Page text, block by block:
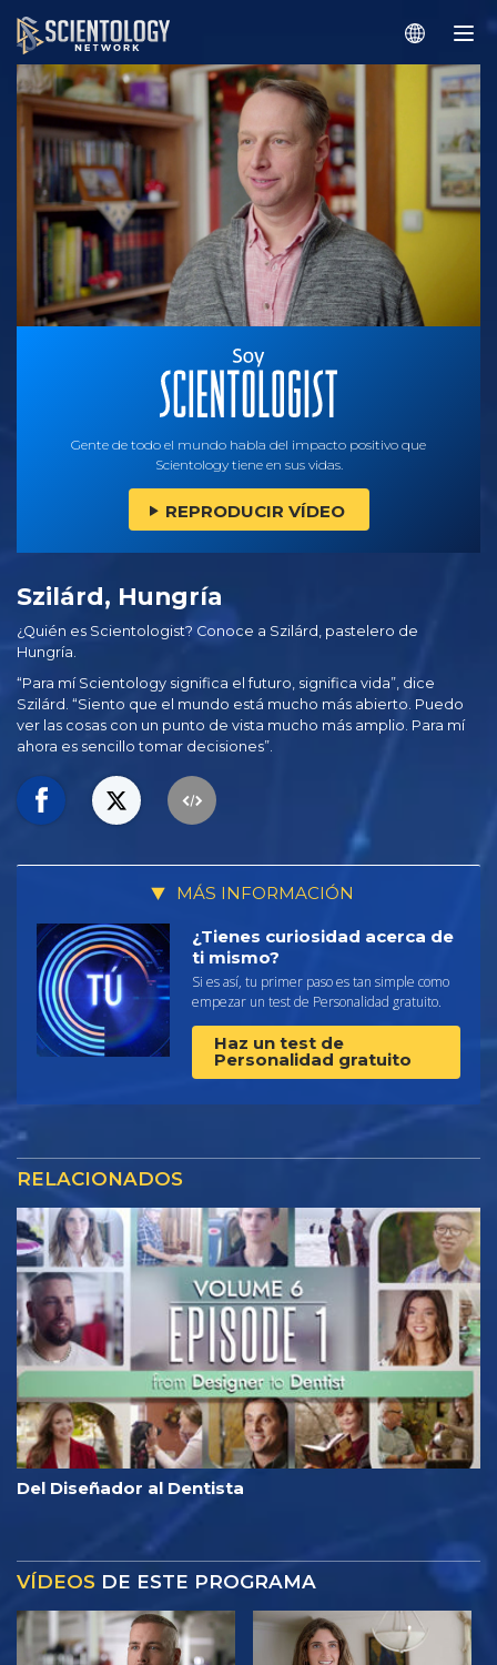
Gente de todo el mundo habla del impacto positivo que
Scientology tiene en sus vidas.
REPRODUCIR VÍDEO
Szilárd, Hungría
¿Quién es Scientologist? Conoce a Szilárd, pastelero de
Hungría.
“Para mí Scientology significa el futuro, significa vida”, dice
Szilárd. “Siento que el mundo está mucho más abierto. Puedo
ver las cosas con un punto de vista mucho más amplio. Para mí
ahora es sencillo tomar decisiones”.
MÁS INFORMACIÓN
¿Tienes curiosidad acerca de
ti mismo?
Si es así, tu primer paso es tan simple como
empezar un test de Personalidad gratuito.
Haz un test de
Personalidad gratuito
RELACIONADOS
Del Diseñador al Dentista
VÍDEOS DE ESTE PROGRAMA